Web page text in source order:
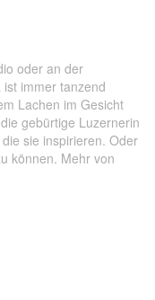
oder an der
immer tanzend
Lachen im Gesicht
gebürtige Luzernerin
sie inspirieren. Oder
können. Mehr von